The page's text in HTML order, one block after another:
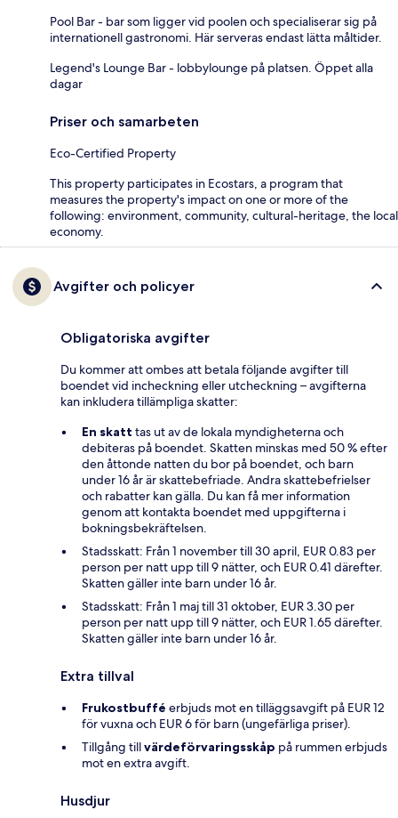
Pool Bar - bar som ligger vid poolen och specialiserar sig på
internationell gastronomi. Här serveras endast lätta måltider.
Legend's Lounge Bar - lobbylounge på platsen. Öppet alla
dagar
Priser och samarbeten
Eco-Certified Property
This property participates in Ecostars, a program that
measures the property's impact on one or more of the
following: environment, community, cultural-heritage, the local
economy.
Avgifter och policyer
Obligatoriska avgifter
Du kommer att ombes att betala följande avgifter till
boendet vid incheckning eller utcheckning – avgifterna
kan inkludera tillämpliga skatter:
En skatt tas ut av de lokala myndigheterna och
debiteras på boendet. Skatten minskas med 50 % efter
den åttonde natten du bor på boendet, och barn
under 16 år är skattebefriade. Andra skattebefrielser
och rabatter kan gälla. Du kan få mer information
genom att kontakta boendet med uppgifterna i
bokningsbekräftelsen.
Stadsskatt: Från 1 november till 30 april, EUR 0.83 per
person per natt upp till 9 nätter, och EUR 0.41 därefter.
Skatten gäller inte barn under 16 år.
Stadsskatt: Från 1 maj till 31 oktober, EUR 3.30 per
person per natt upp till 9 nätter, och EUR 1.65 därefter.
Skatten gäller inte barn under 16 år.
Extra tillval
Frukostbuffé erbjuds mot en tilläggsavgift på EUR 12
för vuxna och EUR 6 för barn (ungefärliga priser).
Tillgång tillvärdeförvaringsskåp på rummen erbjuds
mot en extra avgift.
Husdjur